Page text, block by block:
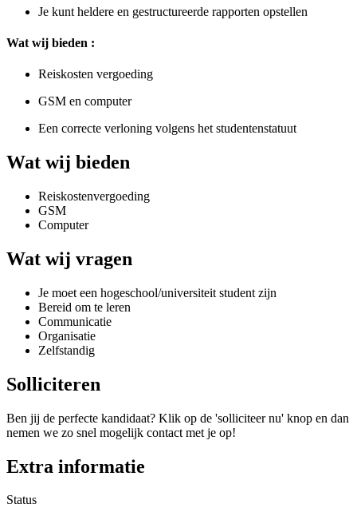
Je kunt heldere en gestructureerde rapporten opstellen
Wat wij bieden :
Reiskosten vergoeding
GSM en computer
Een correcte verloning volgens het studentenstatuut
Wat wij bieden
Reiskostenvergoeding
GSM
Computer
Wat wij vragen
Je moet een hogeschool/universiteit student zijn
Bereid om te leren
Communicatie
Organisatie
Zelfstandig
Solliciteren
Ben jij de perfecte kandidaat? Klik op de 'solliciteer nu' knop en dan
nemen we zo snel mogelijk contact met je op!
Extra informatie
Status